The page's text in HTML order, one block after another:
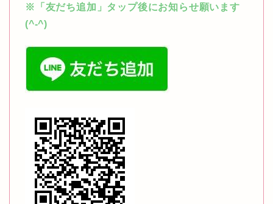
※「友だち追加」タップ後にお知らせ願います
(^-^)